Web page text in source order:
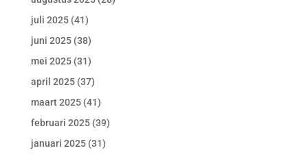
juli 2025(41)
juni 2025(38)
mei 2025(31)
april 2025(37)
maart 2025(41)
februari 2025(39)
januari 2025(31)